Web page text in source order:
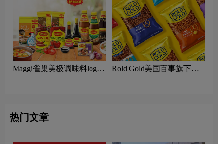
Maggi雀巢美极调味料logo
Rold Gold美国百事旗下卷
热门文章